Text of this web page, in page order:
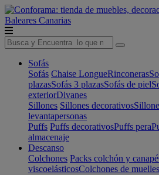
Baleares Canarias
Sofás
Sofás Chaise LongueRinconeras
plazasSofás 3 plazasSofás de piel
exteriorDivanes
Sillones Sillones decorativos
levantapersonas
Puffs Puffs decorativosPuffs pera
almacenaje
Descanso
Colchones Packs colchón y canapé
viscoelásticosColchones de muelles